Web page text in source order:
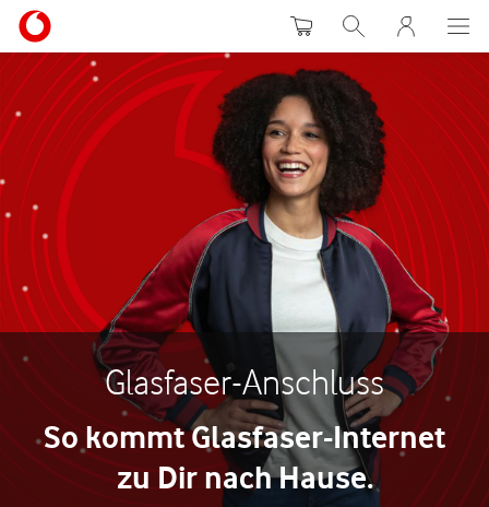
WarenkorbSuche MeinVodafone
Glasfaser-Anschluss
So kommt Glasfaser-Internet
zu Dir nach Hause.